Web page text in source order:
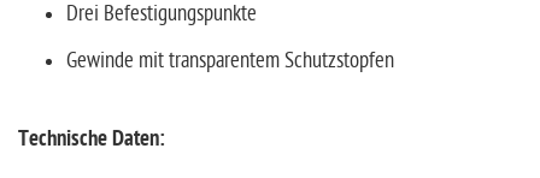
Drei Befestigungspunkte
Gewinde mit transparentem Schutzstopfen
Technische Daten: